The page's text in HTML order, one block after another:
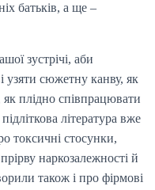
батьків, а ще –
зустрічі, аби
узяти сюжетну канву, як
як плідно співпрацювати
література вже
токсичні стосунки,
наркозалежності й
також і про фірмові